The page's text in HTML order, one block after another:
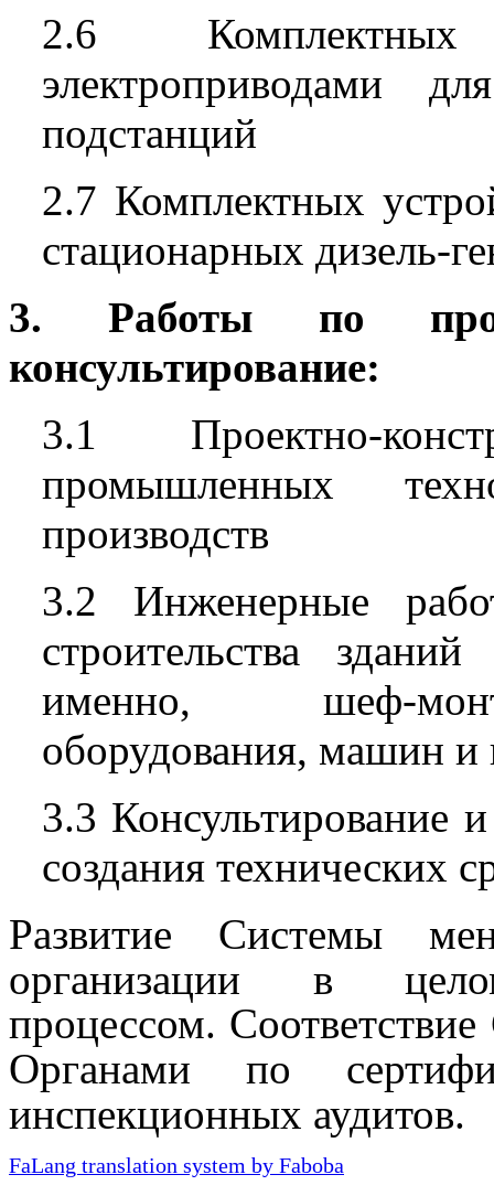
2.6 Комплектных
электроприводами
подстанций
2.7 Комплектных
стационарных дизель-
3. Работы по
консультирование:
3.1 Проектно-
промышленных
производств
3.2 Инженерные
строительства
именно, шеф-
оборудования, машин и
3.3 Консультирование
создания технических
Развитие Системы
организации в
процессом. Соответствие
Органами по
инспекционных аудитов.
FaLang translation system by Faboba